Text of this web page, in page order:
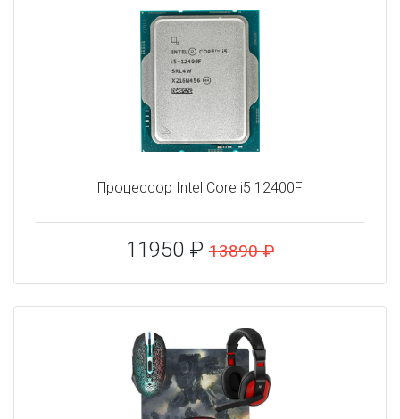
Процессор Intel Core i5 12400F
11950 ₽ 13890 ₽